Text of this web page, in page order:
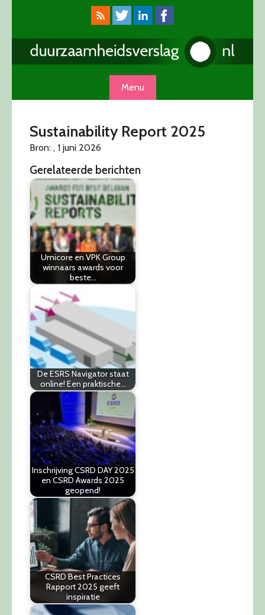
Menu
Sustainability Report 2025
Bron: , 1 juni 2026
Gerelateerde berichten
Umicore en VPK Group
winnaars awards voor
beste…
De ESRS Navigator staat
online! Een praktische…
Inschrijving CSRD DAY 2025
en CSRD Awards 2025
geopend!
CSRD Best Practices
Rapport 2025 geeft
inspiratie